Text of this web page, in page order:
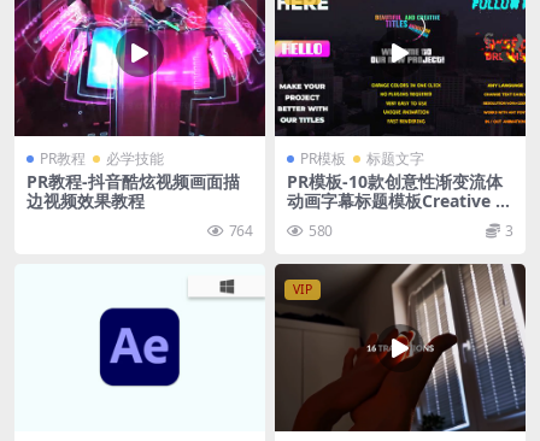
PR教程 必学技能
PR教程-抖音酷炫视频画面描
边视频效果教程
764
PR模板 标题文字
PR模板-10款创意性渐变流体
动画字幕标题模板Creative G
radient Titles
580 3
VIP